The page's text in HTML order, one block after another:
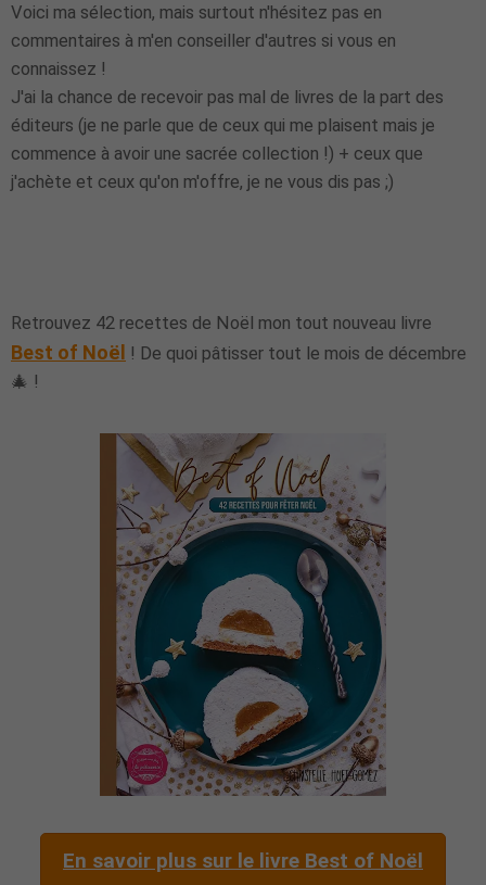
Voici ma sélection, mais surtout n'hésitez pas en
commentaires à m'en conseiller d'autres si vous en
connaissez !
J'ai la chance de recevoir pas mal de livres de la part des
éditeurs (je ne parle que de ceux qui me plaisent mais je
commence à avoir une sacrée collection !) + ceux que
j'achète et ceux qu'on m'offre, je ne vous dis pas ;)
Retrouvez 42 recettes de Noël mon tout nouveau livre
Best of Noël ! De quoi pâtisser tout le mois de décembre
🎄 !
En savoir plus sur le livre Best of Noël